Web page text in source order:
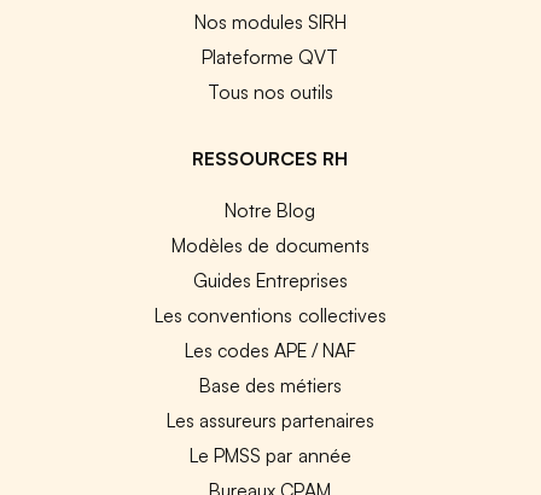
Nos modules SIRH
Plateforme QVT
Tous nos outils
RESSOURCES RH
Notre Blog
Modèles de documents
Guides Entreprises
Les conventions collectives
Les codes APE / NAF
Base des métiers
Les assureurs partenaires
Le PMSS par année
Bureaux CPAM